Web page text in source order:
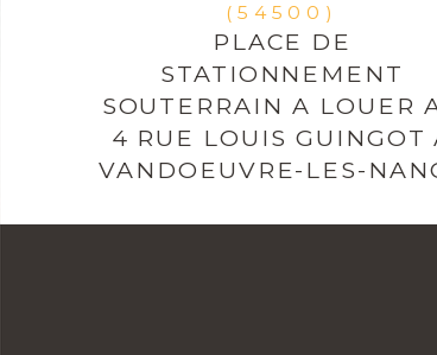
(54500)
PLACE DE
STATIONNEMENT
SOUTERRAIN A LOUER
4 RUE LOUIS GUINGOT
VANDOEUVRE-LES-